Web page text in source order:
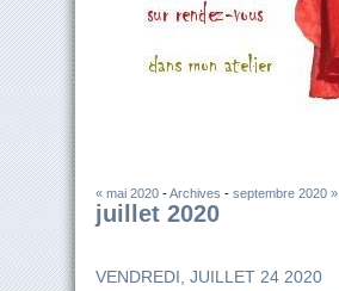
« mai 2020 -Archives - septembre 2020 »
juillet 2020
VENDREDI, JUILLET 24 2020